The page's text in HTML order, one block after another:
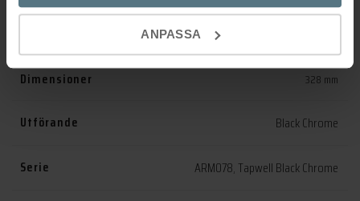
ANPASSA
Recensioner (0)
Dimensioner 328 mm
Utförande Black Chrome
Serie ARM078, Tapwell Black Chrome